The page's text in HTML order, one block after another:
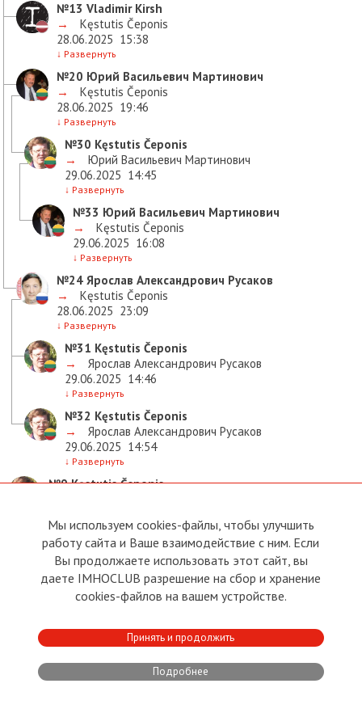
№13 Vladimir Kirsh
→
Kęstutis Čeponis
28.06.2025 15:38
↓ Развернуть
№20 Юрий Васильевич Мартинович
→
Kęstutis Čeponis
28.06.2025 19:46
↓ Развернуть
№30 Kęstutis Čeponis
→
Юрий Васильевич Мартинович
29.06.2025 14:45
↓ Развернуть
№33 Юрий Васильевич Мартинович
→
Kęstutis Čeponis
29.06.2025 16:08
↓ Развернуть
№24 Ярослав Александрович Русаков
→
Kęstutis Čeponis
28.06.2025 23:09
↓ Развернуть
№31 Kęstutis Čeponis
→
Ярослав Александрович Русаков
29.06.2025 14:46
↓ Развернуть
№32 Kęstutis Čeponis
→
Ярослав Александрович Русаков
29.06.2025 14:54
↓ Развернуть
№9Kęstutis Čeponis
№14
Vladimir Kirsh
→ Kęstutis Čeponis
28.06.2025 16:01
↓ Развернуть
№23Элла Журавлёва
17:50
↓Развернуть
Kęstutis Čeponis
Мы используем cookies-файлы, чтобы улучшить
работу сайта и Ваше взаимодействие с ним. Если
Вы продолжаете использовать этот сайт, вы
даете IMHOCLUB разрешение на сбор и хранение
cookies-файлов на вашем устройстве.
Принять и продолжить
Подробнее